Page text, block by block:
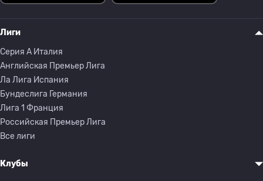
Лиги
Серия A Италия
Английская Премьер Лига
Ла Лига Испания
Бундеслига Германия
Лига 1 Франция
Российская Премьер Лига
Все лиги
Клубы